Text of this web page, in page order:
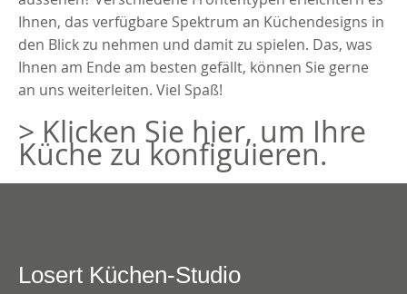
Ihnen, das verfügbare Spektrum an Küchendesigns in
den Blick zu nehmen und damit zu spielen. Das, was
Ihnen am Ende am besten gefällt, können Sie gerne
an uns weiterleiten. Viel Spaß!
> Klicken Sie hier, um Ihre
Küche zu konfiguieren.
Losert Küchen-Studio